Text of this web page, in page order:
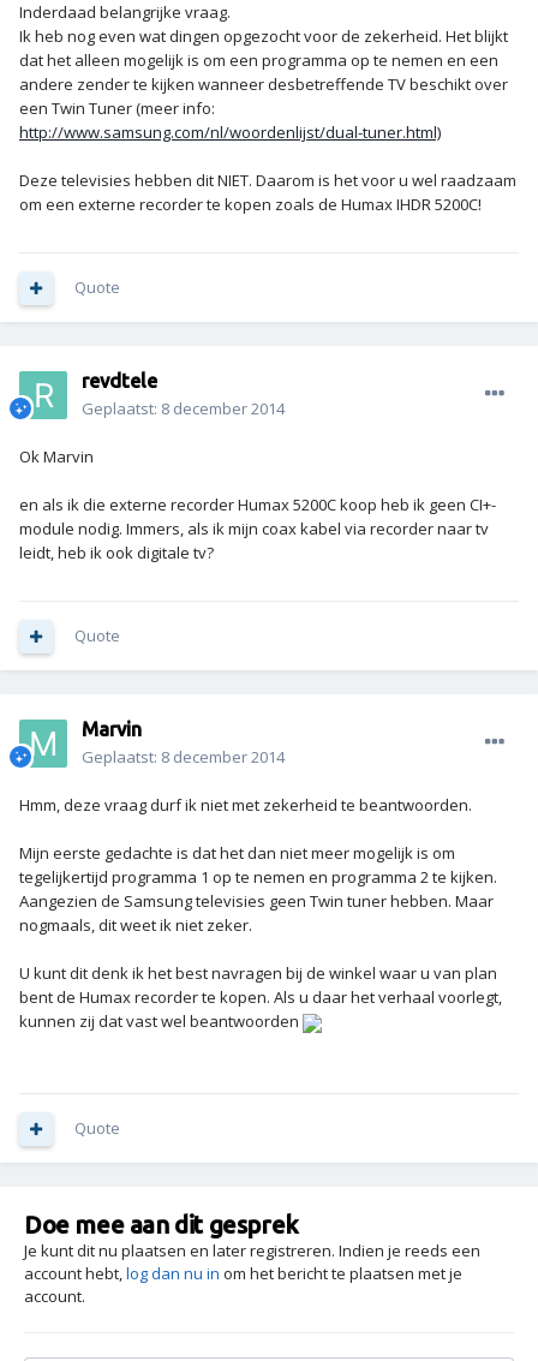
Inderdaad belangrijke vraag.
Ik heb nog even wat dingen opgezocht voor de zekerheid. Het blijkt
dat het alleen mogelijk is om een programma op te nemen en een
andere zender te kijken wanneer desbetreffende TV beschikt over
een Twin Tuner (meer info:
http://www.samsung.com/nl/woordenlijst/dual-tuner.html)
Deze televisies hebben dit NIET. Daarom is het voor u wel raadzaam
om een externe recorder te kopen zoals de Humax IHDR 5200C!
Quote
revdtele
Geplaatst: 8 december 2014
Ok Marvin
en als ik die externe recorder Humax 5200C koop heb ik geen CI+-
module nodig. Immers, als ik mijn coax kabel via recorder naar tv
leidt, heb ik ook digitale tv?
Quote
Marvin
Geplaatst: 8 december 2014
Hmm, deze vraag durf ik niet met zekerheid te beantwoorden.
Mijn eerste gedachte is dat het dan niet meer mogelijk is om
tegelijkertijd programma 1 op te nemen en programma 2 te kijken.
Aangezien de Samsung televisies geen Twin tuner hebben. Maar
nogmaals, dit weet ik niet zeker.
U kunt dit denk ik het best navragen bij de winkel waar u van plan
bent de Humax recorder te kopen. Als u daar het verhaal voorlegt,
kunnen zij dat vast wel beantwoorden
Quote
Doe mee aan dit gesprek
Je kunt dit nu plaatsen en later registreren. Indien je reeds een
account hebt,log dan nu in om het bericht te plaatsen met je
account.